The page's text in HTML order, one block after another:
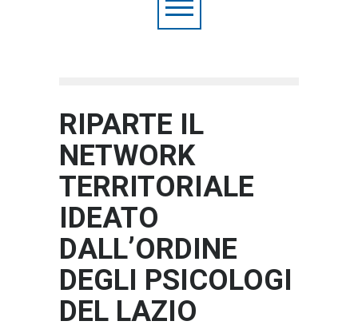
RIPARTE IL
NETWORK
TERRITORIALE
IDEATO
DALL’ORDINE
DEGLI PSICOLOGI
DEL LAZIO